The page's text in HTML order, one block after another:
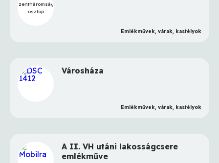
Szentháromság-
oszlop
Emlékművek, várak, kastélyok
Városháza
Emlékművek, várak, kastélyok
A II. VH utáni lakosságcsere
emlékműve